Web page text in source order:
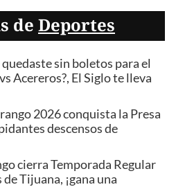
de Deportes
sin boletos para el
Acereros?, El Siglo te lleva
2026 conquista la Presa
descensos de
cierra Temporada Regular
Tijuana, ¡gana una